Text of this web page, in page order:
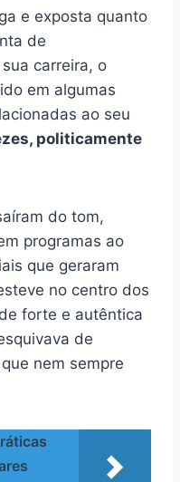
e exposta quanto
de
carreira, o
em algumas
ao seu
politicamente
do tom,
programas ao
que geraram
no centro dos
forte e autêntica
de
nem sempre